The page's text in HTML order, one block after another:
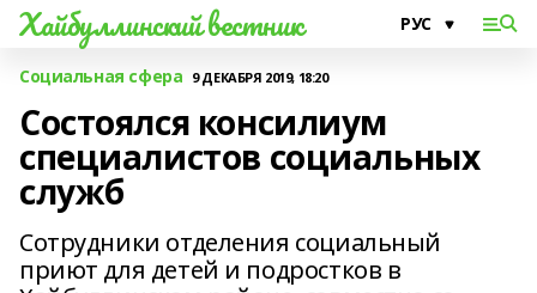
Хайбуллинский вестник
Социальная сфера 9 ДЕКАБРЯ 2019, 18:20
Состоялся консилиум
специалистов социальных
служб
Сотрудники отделения социальный
приют для детей и подростков в